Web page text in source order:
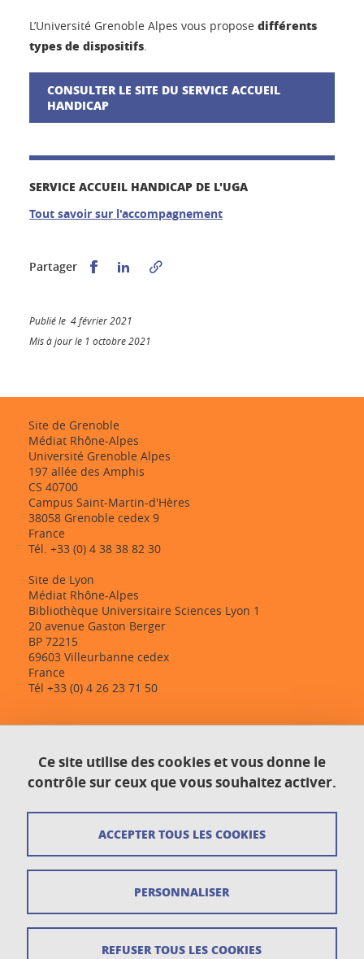
L’Université Grenoble Alpes vous propose différents
types de dispositifs.
CONSULTER LE SITE DU SERVICE ACCUEIL
HANDICAP
SERVICE ACCUEIL HANDICAP DE L'UGA
Tout savoir sur l'accompagnement
Partager Partager sur Facebook
Partager sur LinkedIn
Publié le 4 février 2021
Mis à jour le 1 octobre 2021
Site de Grenoble
Médiat Rhône-Alpes
Université Grenoble Alpes
197 allée des Amphis
CS 40700
Campus Saint-Martin-d'Hères
38058 Grenoble cedex 9
France
Tél. +33 (0) 4 38 38 82 30
Site de Lyon
Médiat Rhône-Alpes
Bibliothèque Universitaire Sciences Lyon 1
20 avenue Gaston Berger
BP 72215
69603 Villeurbanne cedex
France
Tél +33 (0) 4 26 23 71 50
Plan du site
Crédits
Mentions légales
Données personnelles
Ce site utilise des cookies et vous donne le
contrôle sur ceux que vous souhaitez activer.
ACCEPTER TOUS LES COOKIES
REFUSER TOUS LES COOKIES
PERSONNALISER